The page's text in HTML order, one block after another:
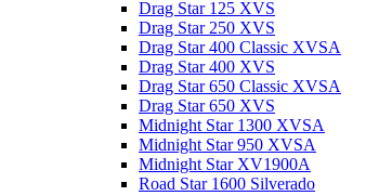
Drag Star 125 XVS
Drag Star 250 XVS
Drag Star 400 Classic XVSA
Drag Star 400 XVS
Drag Star 650 Classic XVSA
Drag Star 650 XVS
Midnight Star 1300 XVSA
Midnight Star 950 XVSA
Midnight Star XV1900A
Road Star 1600 Silverado